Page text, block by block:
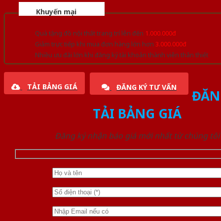
Khuyến mại
Quà tặng đồ nội thất trang trí lên đến 1.000.000đ
Giảm trực tiếp khi mua đơn hàng lớn hơn 3.000.000đ
Nhiều ưu đãi lớn khi đăng ký tài khoản thành viên thân thiết
TẢI BẢNG GIÁ ĐĂNG KÝ TƯ VẤN
TẢI BẢNG GIÁ
Đăng ký nhận báo giá mới nhất từ chúng tôi